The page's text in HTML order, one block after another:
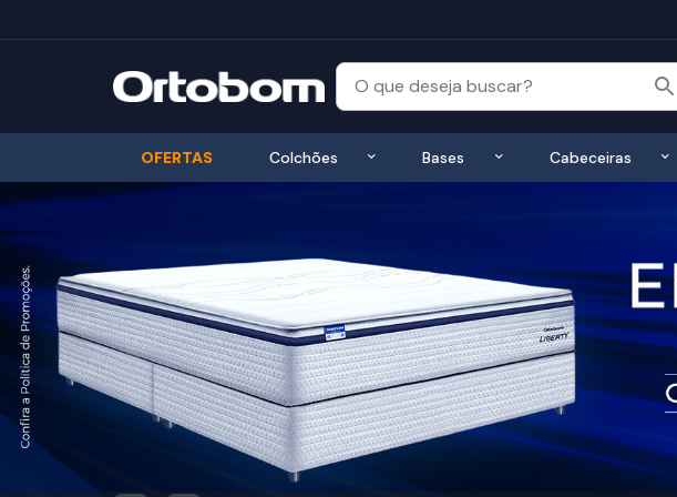
OFERTAS Colchões Exibir submenu de Colchões
Bases Exibir submenu de Bases
Cabeceiras